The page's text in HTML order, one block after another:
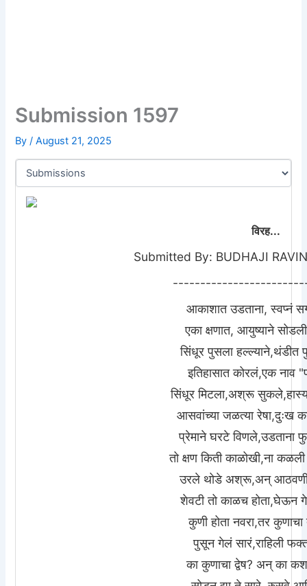
Submission 1597
By/August 21, 2025
विरह...
Submitted By: BUDHAJI
आकाशात उडताना, स्वप्नं
एका क्षणात, आयुष्याने
सिंधूर पुसला हल्ल्याने,थंडीत
इतिहासात कोरलं,एक नाव
सिंधूर मिटला,अश्रू
आसवांच्या जळत्या रेषा,दुःख
प्रेमाने घरटे विणले,उडताना
तो क्षण किती काळोखी,ना कळली
उरले थोडे अश्रू,अन् आठवणी
शेवटी तो काळच होता,घेऊन
कुणी होता नवरा,तर कुणाचा
पुसून गेलं सारं,राहिली
का कुणाचा द्वेष? अन् का